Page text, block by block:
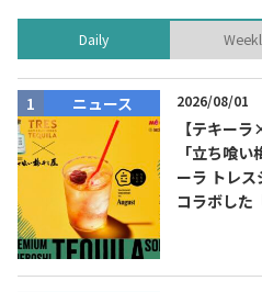
トピックス一覧
Topics List
お問合せ
Contact
Daily
ニュース 2026/08/01
【テキー
「立ち喰
ーラ トレ
コラボした